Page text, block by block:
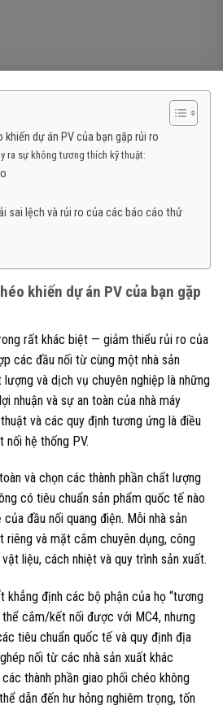
dự án PV của bạn gặp rủi ro
ra sự không tương thích kỹ thuật:
sai lệch và rủi ro của các báo cáo thử
khiến dự án PV của bạn gặp
rất khác biệt — giảm thiểu rủi ro của
các đầu nối từ cùng một nhà sản
và dịch vụ chuyên nghiệp là những
nhuận và sự an toàn của nhà máy
và các quy định tương ứng là điều
hệ thống PV.
và chọn các thành phần chất lượng
có tiêu chuẩn sản phẩm quốc tế nào
đầu nối quang điện. Mỗi nhà sản
và mặt cắm chuyên dụng, công
liệu, cách nhiệt và quy trình sản xuất.
khẳng định các bộ phận của họ “tương
cắm/kết nối được với MC4, nhưng
tiêu chuẩn quốc tế và quy định địa
nối từ các nhà sản xuất khác
thành phần giao phối chéo không
dẫn đến hư hỏng nghiêm trọng, tốn